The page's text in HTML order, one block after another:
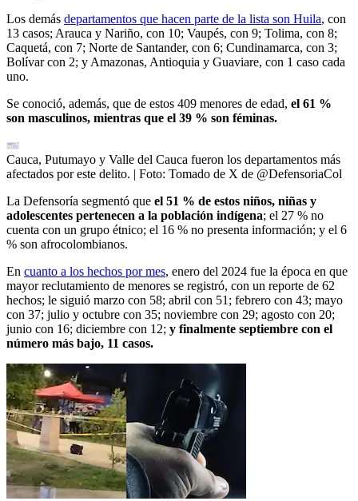
Los demás departamentos que hacen parte de la lista son Huila, con
13 casos; Arauca y Nariño, con 10; Vaupés, con 9; Tolima, con 8;
Caquetá, con 7; Norte de Santander, con 6; Cundinamarca, con 3;
Bolívar con 2; y Amazonas, Antioquia y Guaviare, con 1 caso cada
uno.
Se conoció, además, que de estos 409 menores de edad, el 61 %
son masculinos, mientras que el 39 % son féminas.
Cauca, Putumayo y Valle del Cauca fueron los departamentos más
afectados por este delito. | Foto: Tomado de X de @DefensoriaCol
La Defensoría segmentó que el 51 % de estos niños, niñas y
adolescentes pertenecen a la población indígena; el 27 % no
cuenta con un grupo étnico; el 16 % no presenta información; y el 6
% son afrocolombianos.
En cuanto a los hechos por mes, enero del 2024 fue la época en que
mayor reclutamiento de menores se registró, con un reporte de 62
hechos; le siguió marzo con 58; abril con 51; febrero con 43; mayo
con 37; julio y octubre con 35; noviembre con 29; agosto con 20;
junio con 16; diciembre con 12; y finalmente septiembre con el
número más bajo, 11 casos.